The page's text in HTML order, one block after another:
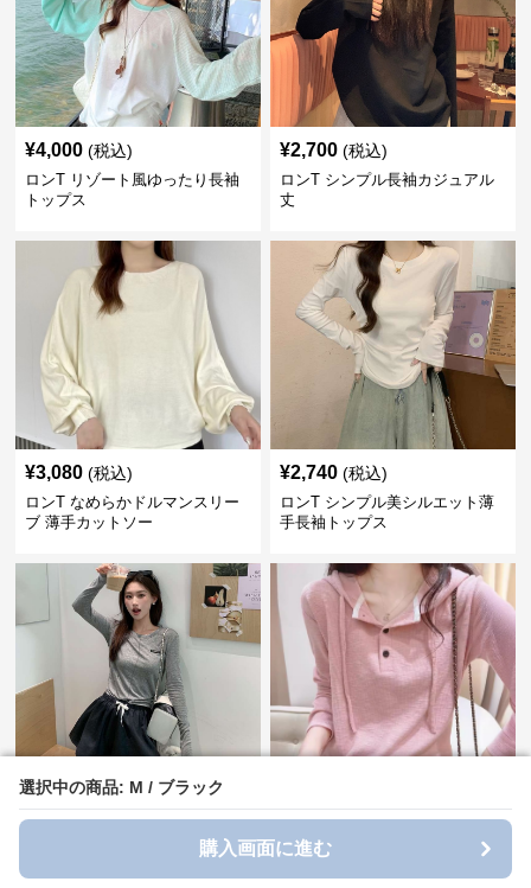
選択中の商品: M / ブラック
購入画面に進む
選択中の商品: M / ブラック
購入画面に進む
¥4,000 (税込)
ロンT リゾート風ゆったり長袖
トップス
¥2,700 (税込)
ロンT シンプル長袖カジュアル
丈
¥3,080 (税込)
ロンT なめらかドルマンスリー
ブ 薄手カットソー
¥2,740 (税込)
ロンT シンプル美シルエット薄
手長袖トップス
¥5,520 (税込)
ロンT シンプル薄手長袖カット
ロンT リブ編みフード付き薄手
長袖シャツ